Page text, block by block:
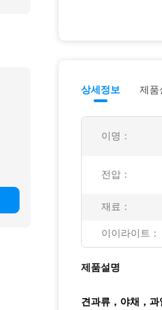
상세정보 제품
이명：
전압：
재료：
이이라이트：
제품설명
견과류，야채，